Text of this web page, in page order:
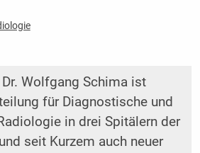
Wolfgang Schima ist
für Diagnostische und
in drei Spitälern der
seit Kurzem auch neuer